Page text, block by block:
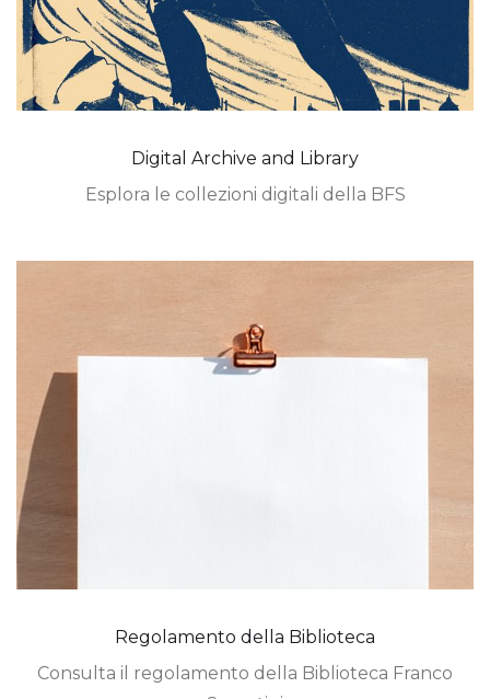
Digital Archive and Library
Esplora le collezioni digitali della BFS
Regolamento della Biblioteca
Consulta il regolamento della Biblioteca Franco